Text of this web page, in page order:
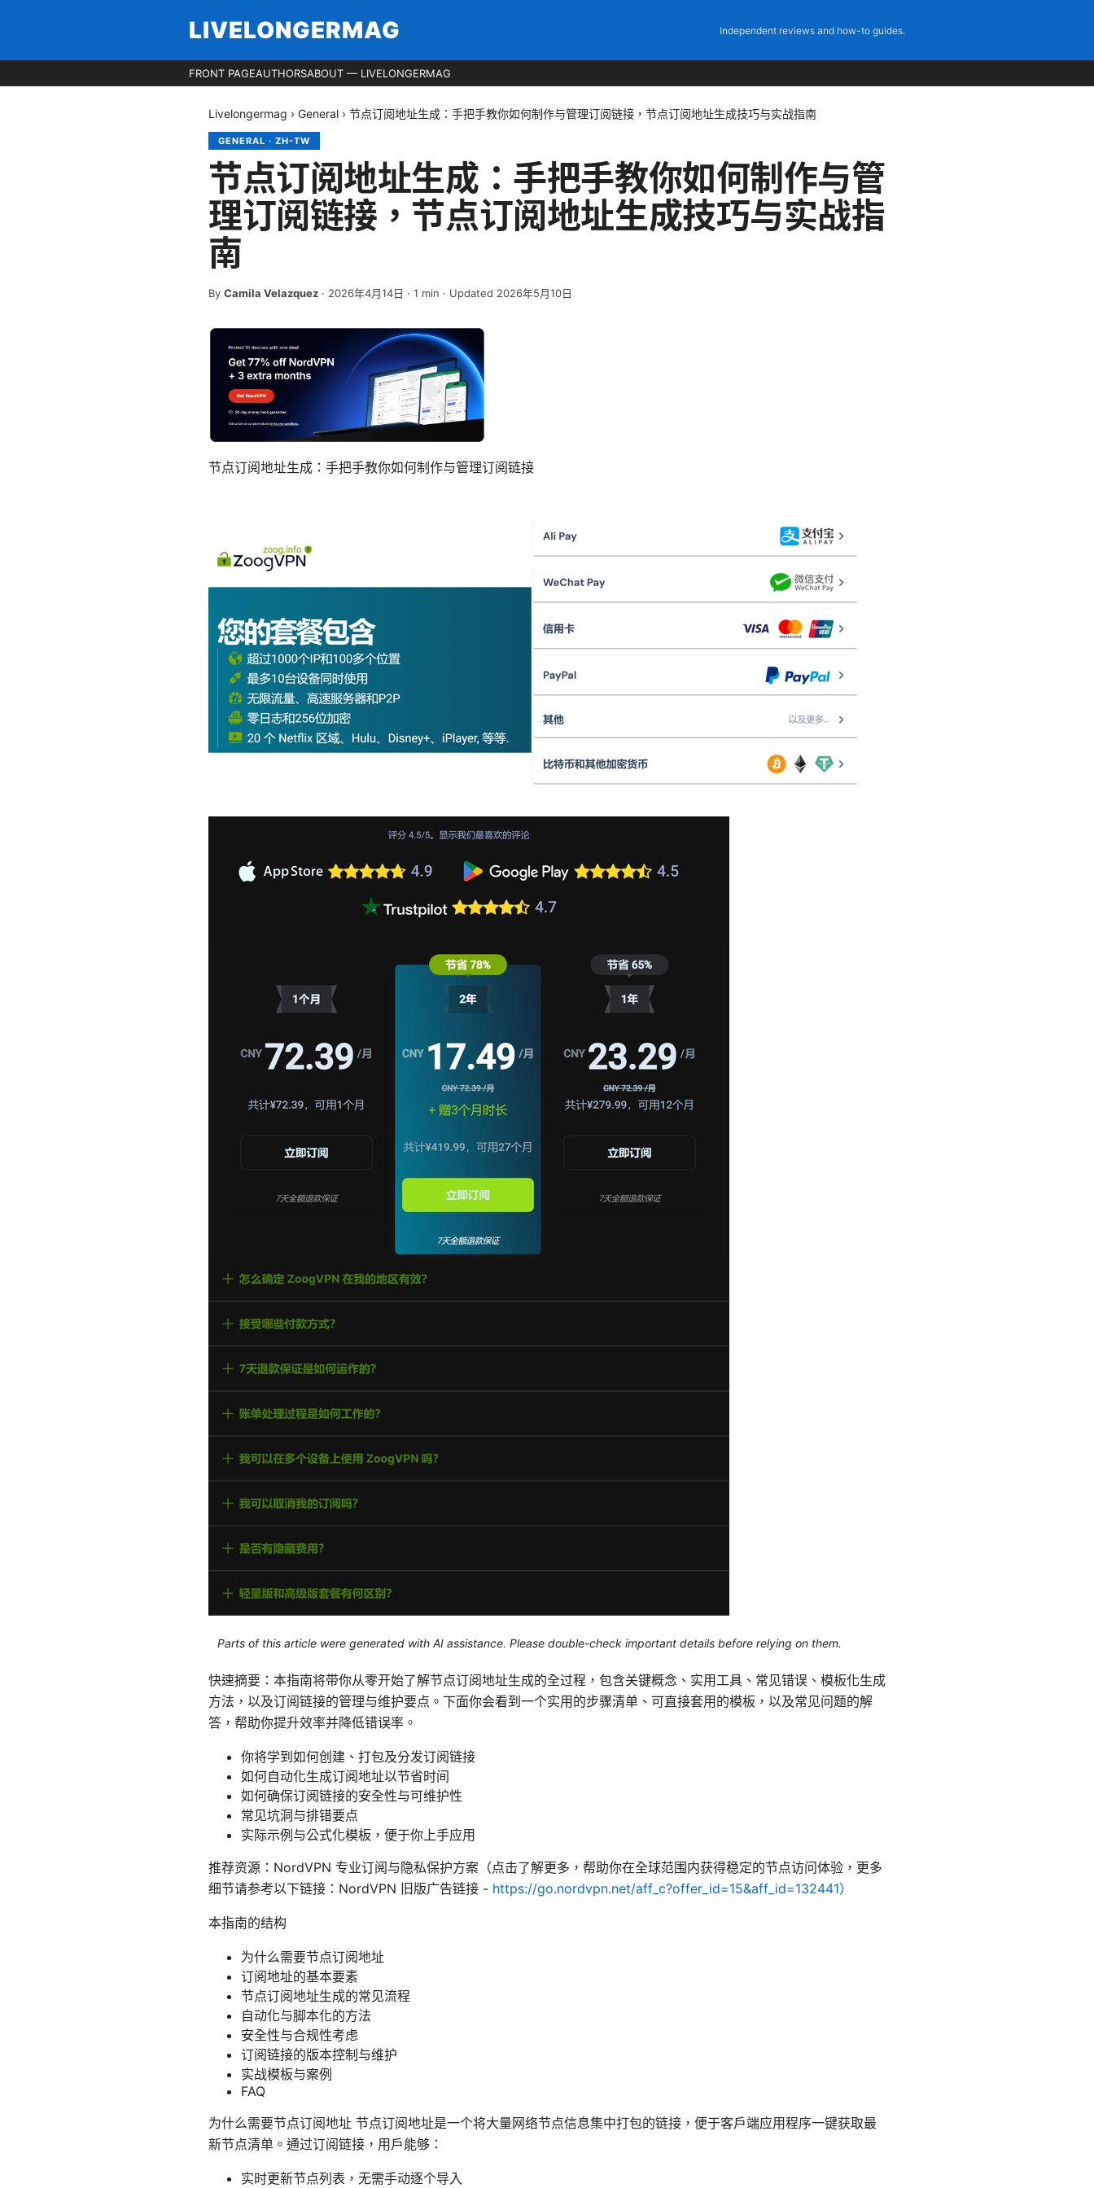
LIVELONGERMAG Independent reviews and how-to guides.
FRONT PAGEAUTHORSABOUT — LIVELONGERMAG
Livelongermag › General › 节点订阅地址生成：手把手教你如何制作与管理订阅链接，节点订阅地址生成技巧与实战指南
GENERAL · ZH-TW
节点订阅地址生成：手把手教你如何制作与管
理订阅链接，节点订阅地址生成技巧与实战指
南
By Camila Velazquez · 2026年4月14日 · 1 min · Updated 2026年5月10日
节点订阅地址生成：手把手教你如何制作与管理订阅链接
Parts of this article were generated with AI assistance. Please double-check important details before relying on them.
快速摘要：本指南将带你从零开始了解节点订阅地址生成的全过程，包含关键概念、实用工具、常见错误、模板化生成
方法，以及订阅链接的管理与维护要点。下面你会看到一个实用的步骤清单、可直接套用的模板，以及常见问题的解
答，帮助你提升效率并降低错误率。
你将学到如何创建、打包及分发订阅链接
如何自动化生成订阅地址以节省时间
如何确保订阅链接的安全性与可维护性
常见坑洞与排错要点
实际示例与公式化模板，便于你上手应用
推荐资源：NordVPN 专业订阅与隐私保护方案（点击了解更多，帮助你在全球范围内获得稳定的节点访问体验，更多
细节请参考以下链接：NordVPN 旧版广告链接 - https://go.nordvpn.net/aff_c?offer_id=15&aff_id=132441）
本指南的结构
为什么需要节点订阅地址
订阅地址的基本要素
节点订阅地址生成的常见流程
自动化与脚本化的方法
安全性与合规性考虑
订阅链接的版本控制与维护
实战模板与案例
FAQ
为什么需要节点订阅地址 节点订阅地址是一个将大量网络节点信息集中打包的链接，便于客户端应用程序一键获取最
新节点清单。通过订阅链接，用户能够：
实时更新节点列表，无需手动逐个导入